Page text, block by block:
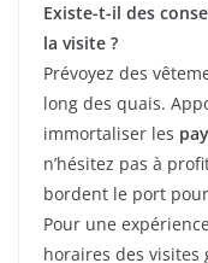
Existe-t-il des
la visite ?
Prévoyez des
long des quais.
immortaliser les
n’hésitez pas à
bordent le port
Pour une
horaires des visites